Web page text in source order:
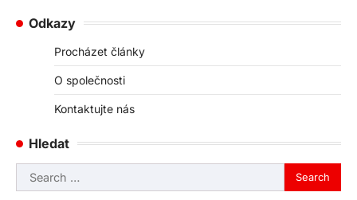
navigation
Odkazy
Procházet články
O společnosti
Kontaktujte nás
Hledat
Search
for: